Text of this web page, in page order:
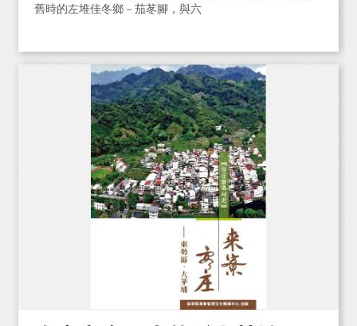
舊時的左堆佳冬鄉－茄苳腳，與六